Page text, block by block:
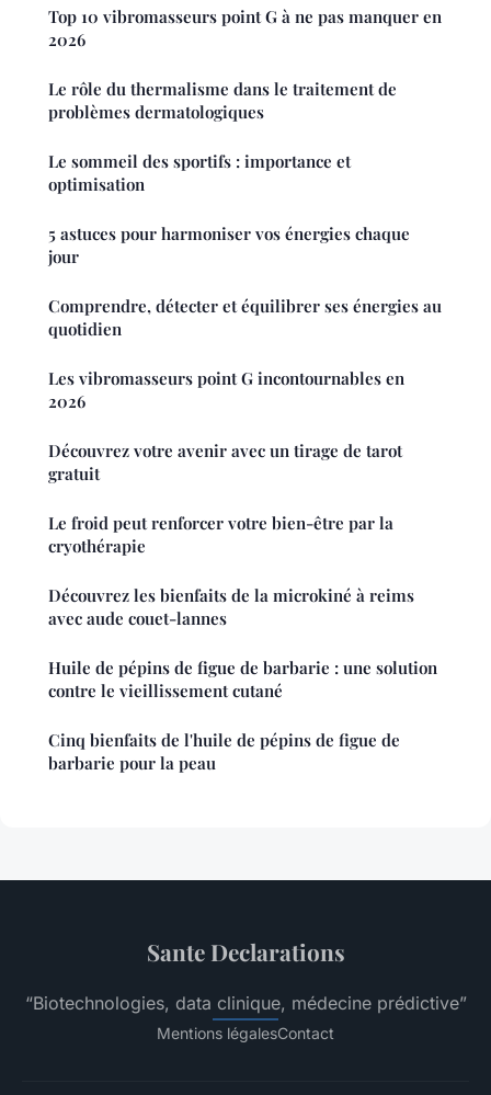
Top 10 vibromasseurs point G à ne pas manquer en
2026
Le rôle du thermalisme dans le traitement de
problèmes dermatologiques
Le sommeil des sportifs : importance et
optimisation
5 astuces pour harmoniser vos énergies chaque
jour
Comprendre, détecter et équilibrer ses énergies au
quotidien
Les vibromasseurs point G incontournables en
2026
Découvrez votre avenir avec un tirage de tarot
gratuit
Le froid peut renforcer votre bien-être par la
cryothérapie
Découvrez les bienfaits de la microkiné à reims
avec aude couet-lannes
Huile de pépins de figue de barbarie : une solution
contre le vieillissement cutané
Cinq bienfaits de l'huile de pépins de figue de
barbarie pour la peau
Sante Declarations
“Biotechnologies, data clinique, médecine prédictive”
Mentions légalesContact